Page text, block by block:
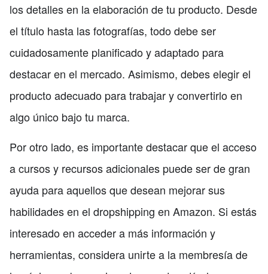
los detalles en la elaboración de tu producto. Desde
el título hasta las fotografías, todo debe ser
cuidadosamente planificado y adaptado para
destacar en el mercado. Asimismo, debes elegir el
producto adecuado para trabajar y convertirlo en
algo único bajo tu marca.
Por otro lado, es importante destacar que el acceso
a cursos y recursos adicionales puede ser de gran
ayuda para aquellos que desean mejorar sus
habilidades en el dropshipping en Amazon. Si estás
interesado en acceder a más información y
herramientas, considera unirte a la membresía de